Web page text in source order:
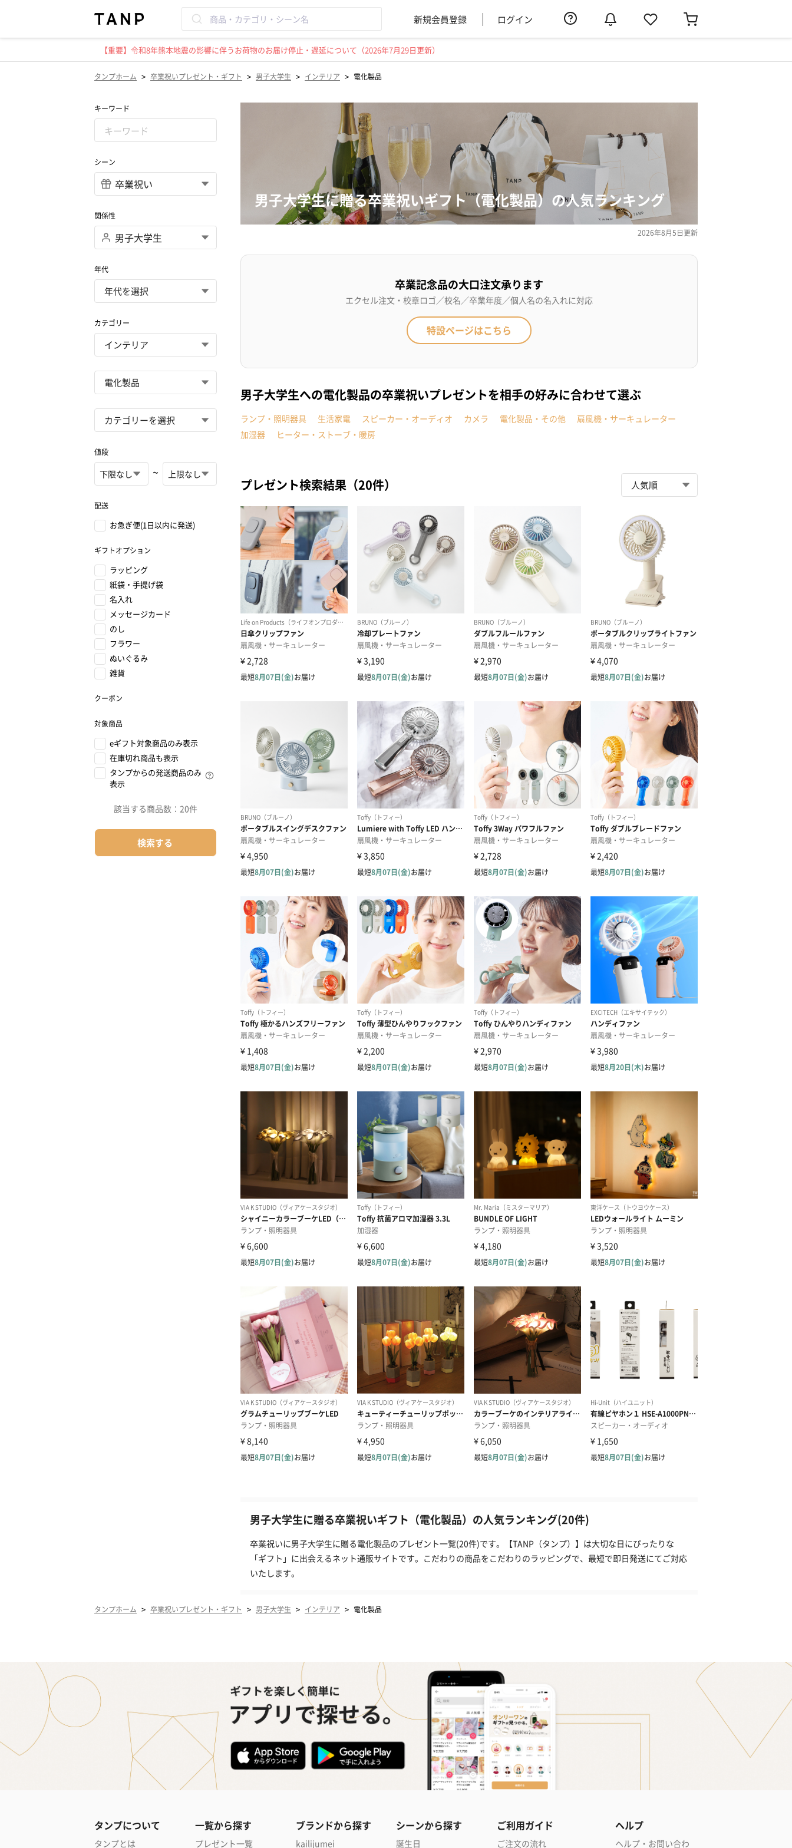
新規会員登録 ログイン
【重要】令和8年熊本地震の影響に伴うお荷物のお届け停止・遅延について（2026年7月29日更新）
タンプホーム > 卒業祝いプレゼント・ギフト > 男子大学生 > インテリア > 電化製品
キーワード
シーン
関係性
年代
カテゴリー
値段
~
配送
お急ぎ便(1日以内に発送)
ギフトオプション
ラッピング
紙袋・手提げ袋
名入れ
メッセージカード
のし
フラワー
ぬいぐるみ
雑貨
クーポン
対象商品
eギフト対象商品のみ表示
在庫切れ商品も表示
タンプからの発送商品のみ
表示
該当する商品数： 20件
検索する
男子大学生に贈る卒業祝いギフト（電化製品）の人気ランキング
2026年8月5日更新
卒業記念品の大口注文承ります
エクセル注文・校章ロゴ／校名／卒業年度／個人名の名入れに対応
特設ページはこちら
男子大学生への電化製品の卒業祝いプレゼントを相手の好みに合わせて選ぶ
ランプ・照明器具 生活家電 スピーカー・オーディオ カメラ 電化製品・その他
扇風機・サーキュレーター
加湿器
ヒーター・ストーブ・暖房
プレゼント検索結果（20件）
男子大学生に贈る卒業祝いギフト（電化製品）の人気ランキング(20件)
卒業祝いに男子大学生に贈る電化製品のプレゼント一覧(20件)です。【TANP（タンプ）】は大切な日にぴったりな
「ギフト」に出会えるネット通販サイトです。こだわりの商品をこだわりのラッピングで、最短で即日発送にてご対応
いたします。
タンプホーム > 卒業祝いプレゼント・ギフト > 男子大学生 > インテリア > 電化製品
タンプについて
タンプとは
一覧から探す
プレゼント一覧
ブランドから探す
kailijumei
シーンから探す
誕生日
ご利用ガイド
ご注文の流れ
ヘルプ
ヘルプ・お問い合わ